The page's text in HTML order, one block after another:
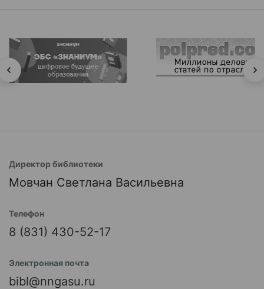
Директор библиотеки
Мовчан Светлана Васильевна
Телефон
8 (831) 430-52-17
Электронная почта
bibl@nngasu.ru